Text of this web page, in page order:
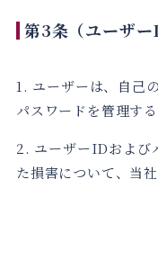
第3条（ユーザー
1. ユーザーは、自己
パスワードを管理す
2. ユーザーIDおよび
た損害について、当